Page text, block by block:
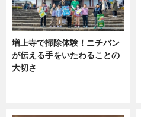
増上寺で掃除体験！ニチバン
が伝える手をいたわることの
大切さ